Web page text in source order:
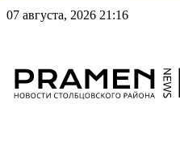
07 августа, 2026 21:16